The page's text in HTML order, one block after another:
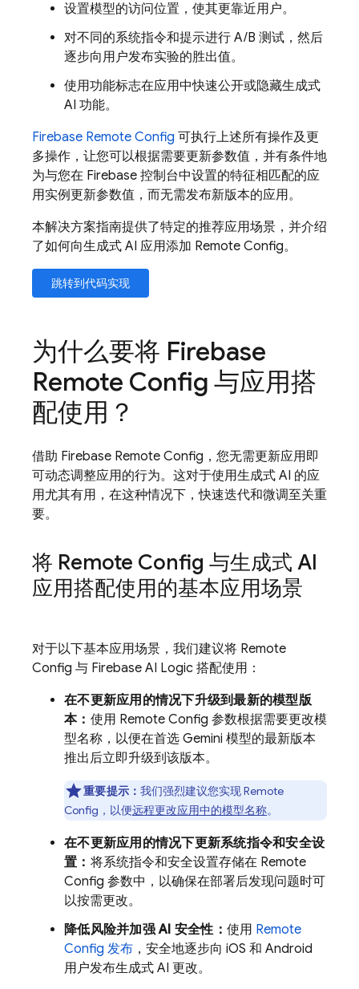
设置模型的访问位置，使其更靠近用户。
对不同的系统指令和提示进行 A/B 测试，然后
逐步向用户发布实验的胜出值。
使用功能标志在应用中快速公开或隐藏生成式
AI 功能。
Firebase Remote Config 可执行上述所有操作及更
多操作，让您可以根据需要更新参数值，并有条件地
为与您在 Firebase 控制台中设置的特征相匹配的应
用实例更新参数值，而无需发布新版本的应用。
本解决方案指南提供了特定的推荐应用场景，并介绍
了如何向生成式 AI 应用添加 Remote Config。
跳转到代码实现
为什么要将 Firebase
Remote Config 与应用搭
配使用？
借助 Firebase Remote Config ，您无需更新应用即
可动态调整应用的行为。这对于使用生成式 AI 的应
用尤其有用，在这种情况下，快速迭代和微调至关重
要。
将 Remote Config 与生成式 AI
应用搭配使用的基本应用场景
对于以下基本应用场景，我们建议将 Remote
Config 与 Firebase AI Logic 搭配使用：
在不更新应用的情况下升级到最新的模型版
本： 使用 Remote Config 参数根据需要更改模
型名称，以便在首选 Gemini 模型的最新版本
推出后立即升级到该版本。
重要提示：我们强烈建议您实现Remote
Config ，以便远程更改应用中的模型名称。
在不更新应用的情况下更新系统指令和安全设
置： 将系统指令和安全设置存储在 Remote
Config 参数中，以确保在部署后发现问题时可
以按需更改。
降低风险并加强 AI 安全性： 使用 Remote
Config 发布 ，安全地逐步向 iOS 和 Android
用户发布生成式 AI 更改。